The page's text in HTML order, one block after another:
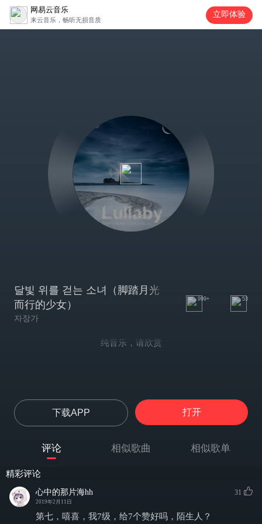
网易云音乐
来云音乐，畅听无损音质
立即体验
달빛 위를 걷는 소녀（脚踏月光
而行的少女）
자장가
999+ 53
纯音乐，请欣赏
下载APP 打开
评论 相似歌曲 相似歌单
精彩评论
心中的那片海hh
2019年2月11日
31
第七，嘻喜，我7级，给7个赞好吗，陌生人？